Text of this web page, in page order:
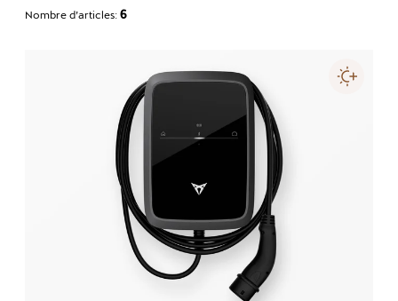
Nombre d’articles:6